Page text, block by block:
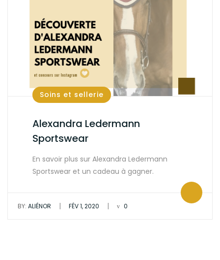
Soins et sellerie
Alexandra Ledermann
Sportswear
En savoir plus sur Alexandra Ledermann
Sportswear et un cadeau à gagner.
BY: ALIÉNOR | FÉV 1, 2020 | 0